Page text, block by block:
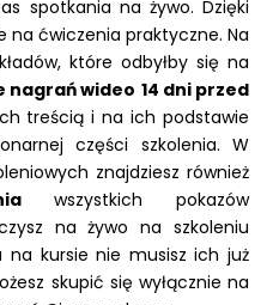
spotkania na żywo. Dzięki
ćwiczenia praktyczne. Na
które odbyłby się na
nagrań wideo 14 dni przed
treścią i na ich podstawie
części szkolenia. W
znajdziesz również
wszystkich pokazów
na żywo na szkoleniu
kursie nie musisz ich już
skupić się wyłącznie na